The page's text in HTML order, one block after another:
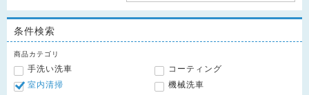
条件検索
商品カテゴリ
手洗い洗車
コーティング
室内清掃
機械洗車